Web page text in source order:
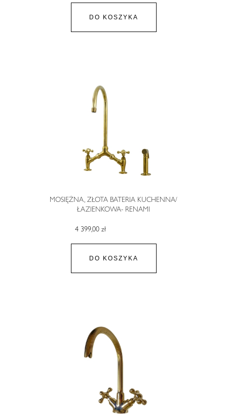
DO KOSZYKA
MOSIĘŻNA, ZŁOTA BATERIA KUCHENNA/
ŁAZIENKOWA- RENAMI
4 399,00 zł
DO KOSZYKA